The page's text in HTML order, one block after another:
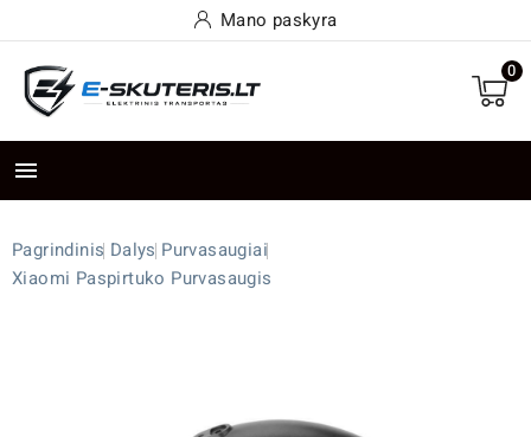
Mano paskyra
0

Pagrindinis Dalys Purvasaugiai
Xiaomi Paspirtuko Purvasaugis